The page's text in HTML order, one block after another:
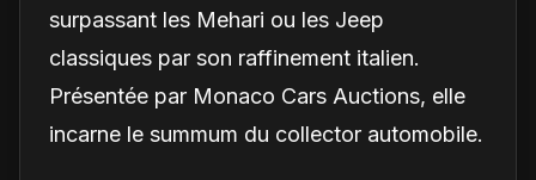
surpassant les Mehari ou les Jeep
classiques par son raffinement italien.
Présentée par Monaco Cars Auctions, elle
incarne le summum du collector automobile.